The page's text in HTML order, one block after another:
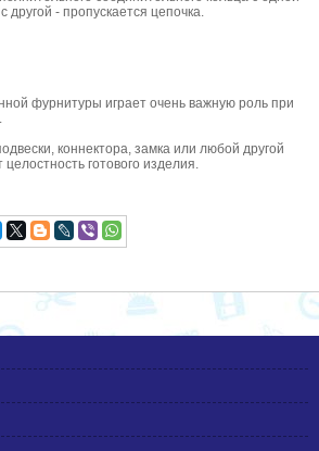
другой - пропускается цепочка.
фурнитуры играет очень важную роль при
коннектора, замка или любой другой
готового изделия.